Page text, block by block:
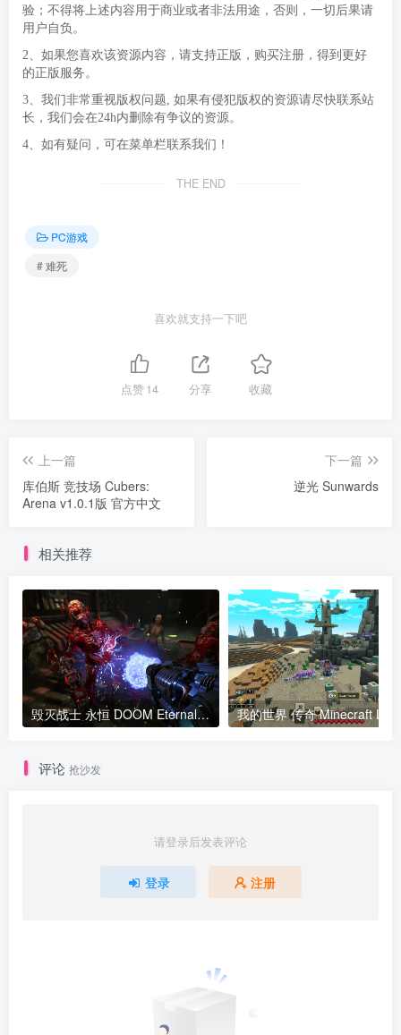
验；不得将上述内容用于商业或者非法用途，否则，一切后果请
用户自负。
2、如果您喜欢该资源内容，请支持正版，购买注册，得到更好
的正版服务。
3、我们非常重视版权问题, 如果有侵犯版权的资源请尽快联系站
长，我们会在24h内删除有争议的资源。
4、如有疑问，可在菜单栏联系我们！
THE END
PC游戏
# 难死
喜欢就支持一下吧
点赞14 分享 收藏
上一篇
库伯斯 竞技场 Cubers:
Arena v1.0.1版 官方中文
下一篇
逆光 Sunwards
相关推荐
毁灭战士 永恒 DOOM Eternal Deluxe Edition v2024.08.30-v6.66版 集成全DLC 官方中文
评论 抢沙发
请登录后发表评论
登录 注册